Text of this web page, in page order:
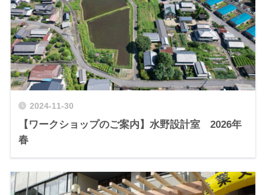
2024-11-30
【ワークショップのご案内】水野設計室 2026年
春